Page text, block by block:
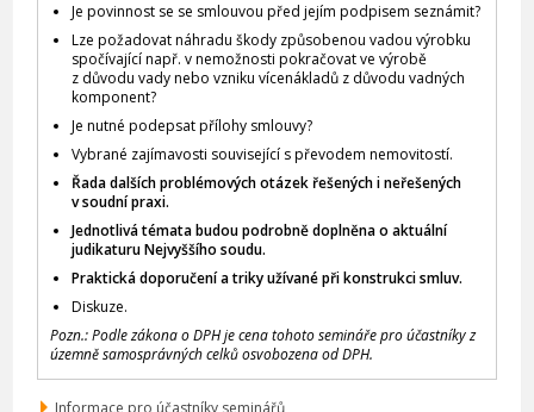
Je povinnost se se smlouvou před jejím podpisem seznámit?
Lze požadovat náhradu škody způsobenou vadou výrobku
spočívající např. v nemožnosti pokračovat ve výrobě
z důvodu vady nebo vzniku vícenákladů z důvodu vadných
komponent?
Je nutné podepsat přílohy smlouvy?
Vybrané zajímavosti související s převodem nemovitostí.
Řada dalších problémových otázek řešených i neřešených
v soudní praxi.
Jednotlivá témata budou podrobně doplněna o aktuální
judikaturu Nejvyššího soudu.
Praktická doporučení a triky užívané při konstrukci smluv.
Diskuze.
Pozn.: Podle zákona o DPH je cena tohoto semináře pro účastníky z
územně samosprávných celků osvobozena od DPH.